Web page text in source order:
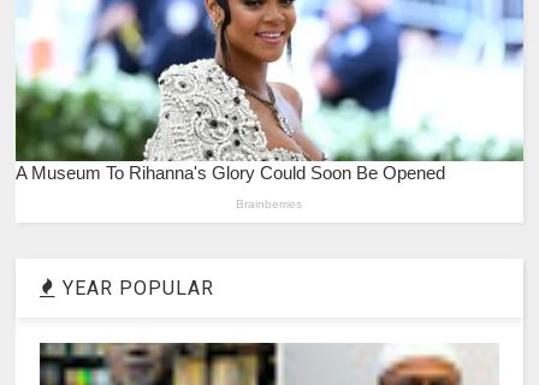
YEAR POPULAR